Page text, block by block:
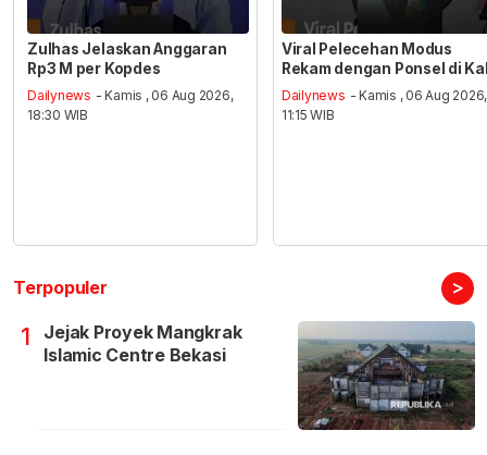
Zulhas Jelaskan Anggaran
Rp3 M per Kopdes
Dailynews - Kamis , 06 Aug 2026,
18:30 WIB
Viral Pelecehan Modus
Rekam dengan Ponsel di
Dailynews - Kamis , 06 Aug 2026,
11:15 WIB
Terpopuler >
1
Jejak Proyek Mangkrak
Islamic Centre Bekasi